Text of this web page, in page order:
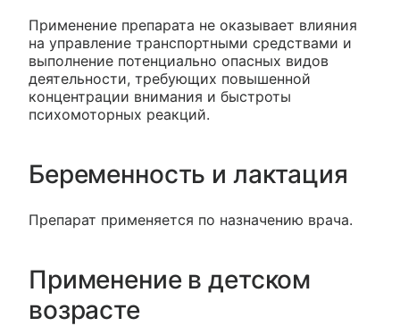
Применение препарата не оказывает влияния
на управление транспортными средствами и
выполнение потенциально опасных видов
деятельности, требующих повышенной
концентрации внимания и быстроты
психомоторных реакций.
Беременность и лактация
Препарат применяется по назначению врача.
Применение в детском
возрасте